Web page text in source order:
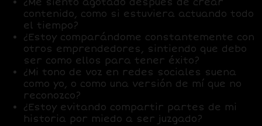
¿Me siento agotado después de crear
contenido, como si estuviera actuando todo
el tiempo?
¿Estoy comparándome constantemente con
otros emprendedores, sintiendo que debo
ser como ellos para tener éxito?
¿Mi tono de voz en redes sociales suena
como yo, o como una versión de mí que no
reconozco?
¿Estoy evitando compartir partes de mi
historia por miedo a ser juzgado?